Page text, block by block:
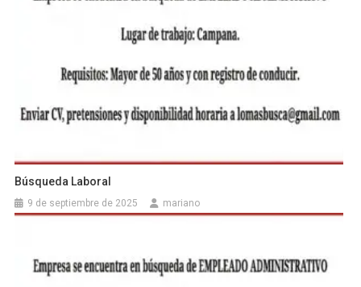
Búsqueda Laboral
9 de septiembre de 2025 mariano